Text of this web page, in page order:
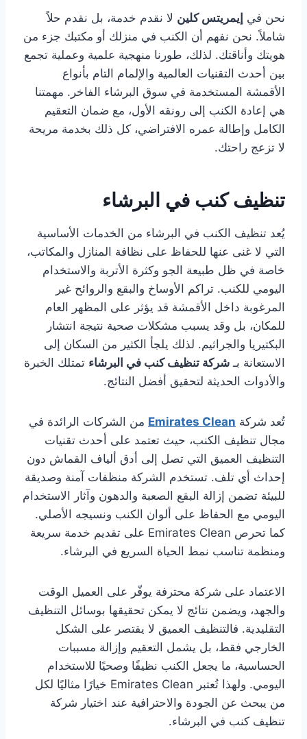
نحن في إيمريتس كلين لا نقدم خدمة، بل نقدم حلاً
شاملاً. نحن نفهم أن الكنب في منزلك أو مكتبك جزء من
هويتك وأناقتك. لذلك، طورنا منهجية علمية وعملية تجمع
بين أحدث التقنيات العالمية والإلمام التام بأنواع
الأقمشة المستخدمة في سوق البرشاء الفاخر. مهمتنا
هي إعادة الكنب إلى رونقه الأول، مع ضمان التعقيم
الكامل وإطالة عمره الافتراضي، كل ذلك بخدمة مريحة
لا تزعج راحتك.
تنظيف كنب في البرشاء
يُعد تنظيف الكنب في البرشاء من الخدمات الأساسية
التي لا غنى عنها للحفاظ على نظافة المنازل والمكاتب،
خاصة في ظل طبيعة الجو وكثرة الأتربة والاستخدام
اليومي للكنب. تراكم الأوساخ والبقع والروائح غير
المرغوبة داخل الأقمشة قد يؤثر على المظهر العام
للمكان، بل وقد يسبب مشكلات صحية نتيجة انتشار
البكتيريا والجراثيم. لذلك يلجأ الكثير من السكان إلى
الاستعانة بـ شركة تنظيف كنب في البرشاء تمتلك الخبرة
والأدوات الحديثة لتحقيق أفضل النتائج.
تُعد شركة Emirates Clean من الشركات الرائدة في
مجال تنظيف الكنب، حيث تعتمد على أحدث تقنيات
التنظيف العميق التي تصل إلى أدق ألياف القماش دون
إحداث أي تلف. تستخدم الشركة منظفات آمنة وصديقة
للبيئة تضمن إزالة البقع الصعبة والدهون وآثار الاستخدام
اليومي مع الحفاظ على ألوان الكنب ونسيجه الأصلي.
كما تحرص Emirates Clean على تقديم خدمة سريعة
ومنظمة تناسب نمط الحياة السريع في البرشاء.
الاعتماد على شركة محترفة يوفّر على العميل الوقت
والجهد، ويضمن نتائج لا يمكن تحقيقها بوسائل التنظيف
التقليدية. فالتنظيف العميق لا يقتصر على الشكل
الخارجي فقط، بل يشمل التعقيم وإزالة مسببات
الحساسية، ما يجعل الكنب نظيفًا وصحيًا للاستخدام
اليومي. ولهذا تُعتبر Emirates Clean خيارًا مثاليًا لكل
من يبحث عن الجودة والاحترافية عند اختيار شركة
تنظيف كنب في البرشاء.